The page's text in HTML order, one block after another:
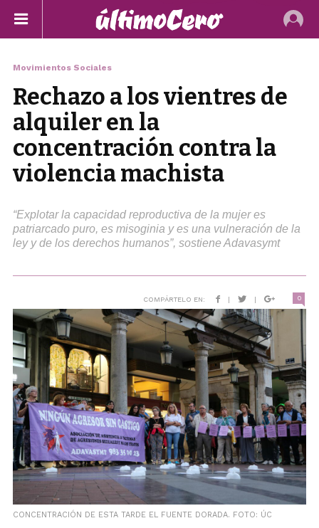
Movimientos Sociales
Rechazo a los vientres de
alquiler en la
concentración contra la
violencia machista
“Explotar la capacidad reproductiva de la mujer es
patriarcado puro, es misoginia y es una vulneración de la
ley y de los derechos humanos”, sostiene Adavasymt
COMPÁRTELO EN: | | 0
CONCENTRACIÓN DE ESTA TARDE EL FUENTE DORADA. FOTO: ÚC